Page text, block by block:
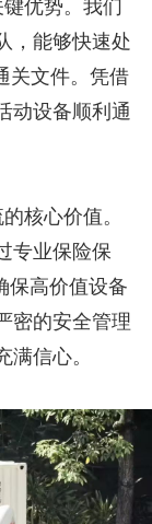
优势。我们
，能够快速处
关文件。凭借
动设备顺利通
核心价值。
专业保险保
保高价值设备
密的安全管理
信心。